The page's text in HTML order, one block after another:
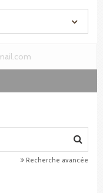
Recherche avancée